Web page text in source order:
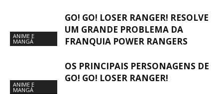
ANIME E
MANGÁ
GO! GO! LOSER RANGER! RESOLVE
UM GRANDE PROBLEMA DA
FRANQUIA POWER RANGERS
ANIME E
MANGÁ
OS PRINCIPAIS PERSONAGENS DE
GO! GO! LOSER RANGER!